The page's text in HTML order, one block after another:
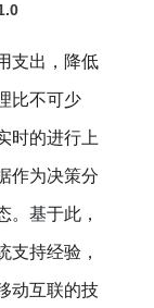
支出，降低
比不可少
时的进行上
作为决策分
。基于此，
支持经验，
动互联的技